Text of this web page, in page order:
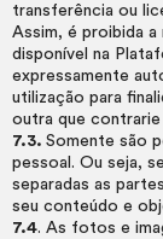
transferência ou
Assim, é proibida
disponível na
expressamente
utilização para
outra que
7.3. Somente são
pessoal. Ou seja,
separadas as
seu conteúdo e
7.4. As fotos e